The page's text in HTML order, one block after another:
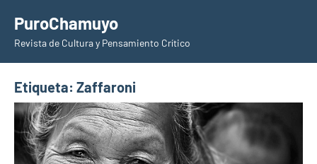
contenido
PuroChamuyo
Revista de Cultura y Pensamiento Crítico
Etiqueta: Zaffaroni